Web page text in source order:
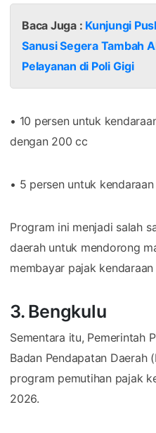
Baca Juga : Kunjungi
Sanusi Segera Tambah
Pelayanan di Poli Gigi
• 10 persen untuk
dengan 200 cc
• 5 persen untuk
Program ini menjadi salah
daerah untuk mendorong
membayar pajak
3. Bengkulu
Sementara itu, Pemerintah
Badan Pendapatan Daerah
program pemutihan pajak
2026.